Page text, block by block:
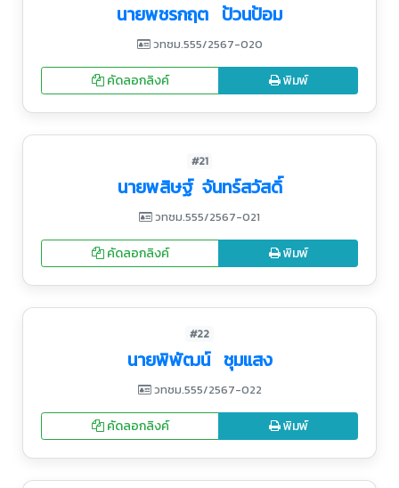
นายพชรกฤต ป้วนป้อม
วทชม.555/2567-020
คัดลอกลิงค์ พิมพ์
#21
นายพสิษฐ์ จันทร์สวัสดิ์
วทชม.555/2567-021
คัดลอกลิงค์ พิมพ์
#22
นายพิพัฒน์ ชุมแสง
วทชม.555/2567-022
คัดลอกลิงค์ พิมพ์